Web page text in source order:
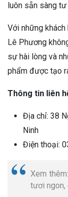
luôn sẵn sàng tư
Với những
Lê Phương
sự hài lòng và
phẩm được tạo
Thông tin liên
Địa chỉ: 38
Ninh
Điện thoại:
Xem
tươi ngon,